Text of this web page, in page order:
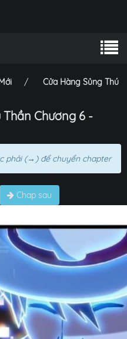
Cửa Hàng Sủng Thú
Thần Chương 6 -
phải (→) để chuyển chapter
Chap sau